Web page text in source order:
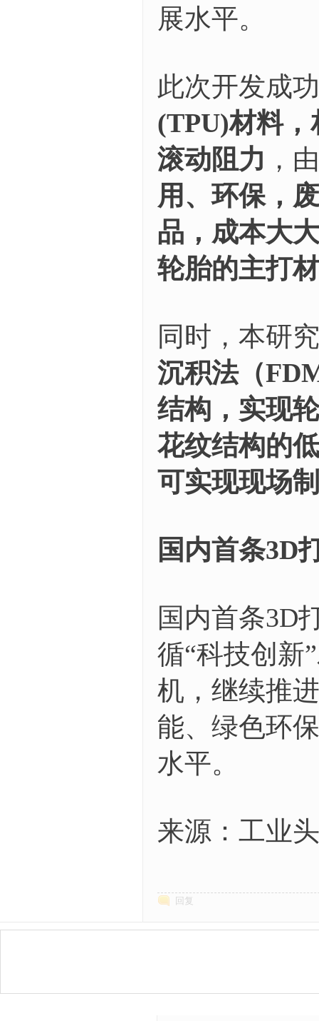
展水平。
此次开发成
(TPU)材料
滚动阻力 ，
用、环保，
品，成本大
轮胎的主打
同时，本研
沉积法（
结构，实现
花纹结构的
可实现现场
国内首条3D
国内首条3D
循“科技创新
机，继续推
能、绿色环
水平。
来源：工业
回复